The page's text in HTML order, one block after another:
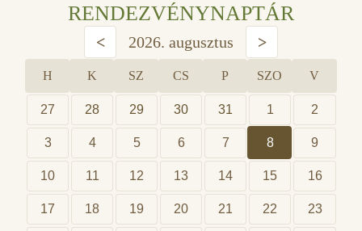
RENDEZVÉNYNAPTÁR
< 2026. augusztus >
H K SZ CS P SZO V
27 28 29 30 31 1 2
3 4 5 6 7 8 9
10 11 12 13 14 15 16
17 18 19 20 21 22 23